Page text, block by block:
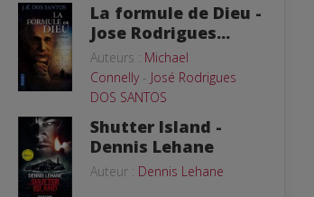
La formule de Dieu -
Jose Rodrigues...
Auteurs : Michael
Connelly- José Rodrigues
DOS SANTOS
Shutter Island -
Dennis Lehane
Auteur : Dennis Lehane